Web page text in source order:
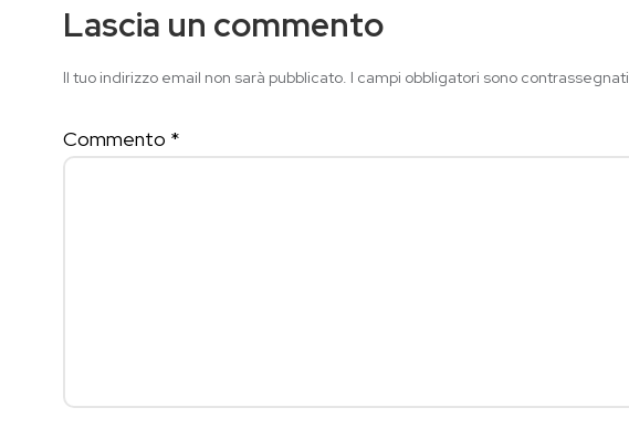
Lascia un commento
Il tuo indirizzo email non sarà pubblicato. I campi obbligatori sono contrassegnati
Commento *